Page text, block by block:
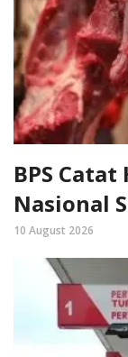
BPS
Nasional
10 August 2026